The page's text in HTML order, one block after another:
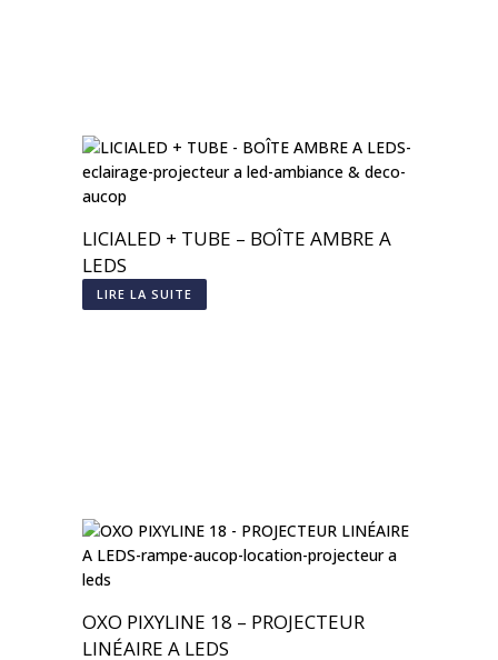
LICIALED + TUBE – BOÎTE AMBRE A
LEDS
LIRE LA SUITE
OXO PIXYLINE 18 – PROJECTEUR
LINÉAIRE A LEDS